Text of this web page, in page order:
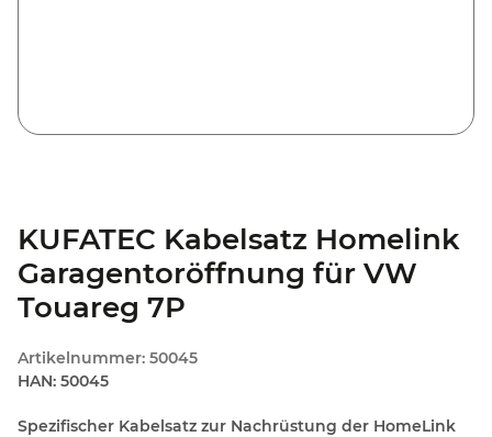
KUFATEC Kabelsatz Homelink
Garagentoröffnung für VW
Touareg 7P
Artikelnummer: 50045
HAN: 50045
Spezifischer Kabelsatz zur Nachrüstung der HomeLink